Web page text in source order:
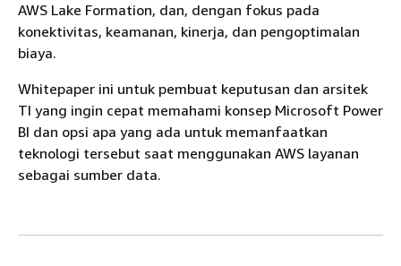
AWS Lake Formation, dan, dengan fokus pada
konektivitas, keamanan, kinerja, dan pengoptimalan
biaya.
Whitepaper ini untuk pembuat keputusan dan arsitek
TI yang ingin cepat memahami konsep Microsoft Power
BI dan opsi apa yang ada untuk memanfaatkan
teknologi tersebut saat menggunakan AWS layanan
sebagai sumber data.